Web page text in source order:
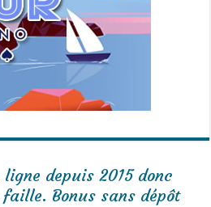
depuis 2015 donc
Bonus sans dépôt